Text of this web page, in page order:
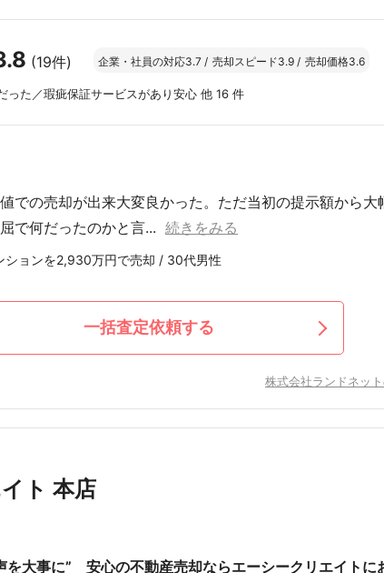
(19件) 企業・社員の対応3.7 / 売却スピード3.9 / 売却価格3.6
った／瑕疵保証サービスがあり安心 他 16 件
での売却が出来大変良かった。ただ当初の提示額から
で何だったのかと言... 続きをみる
ションを2,930万円で売却 / 30代男性
一括査定依頼する
株式会社ランドネッ
ト 本店
を大事に” 安心の不動産売却ならエーシークリエイトに